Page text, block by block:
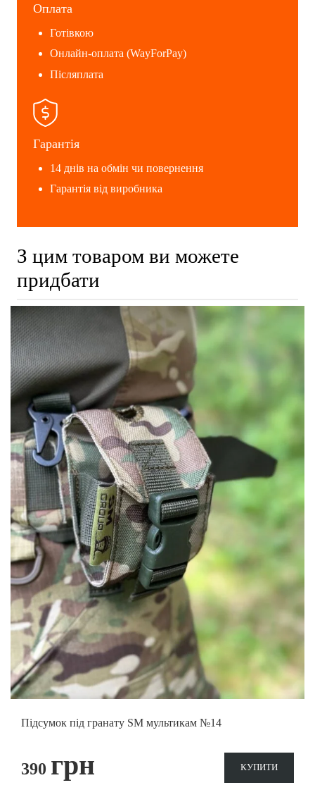
Оплата
Готівкою
Онлайн-оплата (WayForPay)
Післяплата
Гарантія
14 днів на обмін чи повернення
Гарантія від виробника
З цим товаром ви можете
придбати
Підсумок напашний SM мультикам
800 грн КУПИТИ